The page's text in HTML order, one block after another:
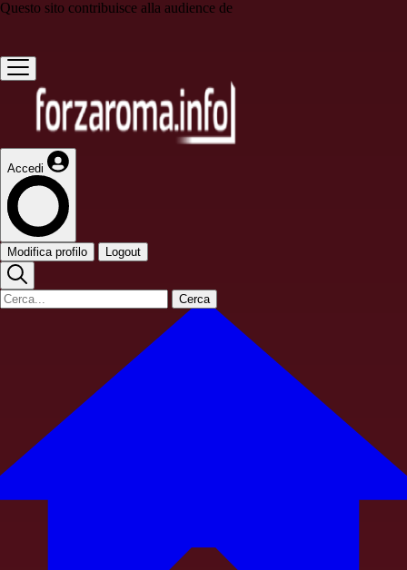
Questo sito contribuisce alla audience de
Accedi
Modifica profilo Logout
Cerca